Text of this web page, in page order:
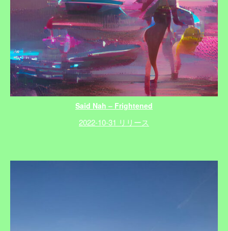
Said Nah – Frightened
2022-10-31 リリース